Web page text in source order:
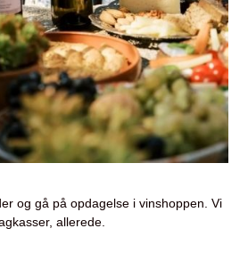
og gå på opdagelse i vinshoppen. Vi
allerede.